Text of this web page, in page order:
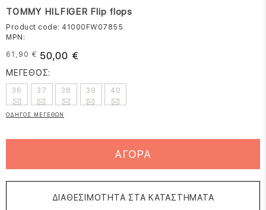
TOMMY HILFIGER Flip flops
Product code: 41000FW07855
MPN:
61,90 € 50,00 €
ΜΕΓΕΘΟΣ:
36 37 38 39 40
ΟΔΗΓΟΣ ΜΕΓΕΘΩΝ
ΑΓΟΡΑ
ΔΙΑΘΕΣΙΜΟΤΗΤΑ ΣΤΑ ΚΑΤΑΣΤΗΜΑΤΑ